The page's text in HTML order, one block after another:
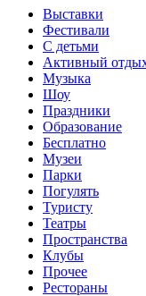
Выставки
Фестивали
С детьми
Активный
Музыка
Шоу
Праздники
Образование
Бесплатно
Музеи
Парки
Погулять
Туристу
Театры
Пространства
Клубы
Прочее
Рестораны